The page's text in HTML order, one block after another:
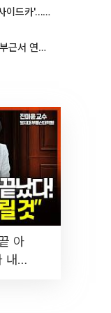
코스피 장중 낙폭 확대에 '매도 사이드카'…외인 2.8조'팔자'· 개인 3.1조 '사자'
돌사고 발생
아
내릴